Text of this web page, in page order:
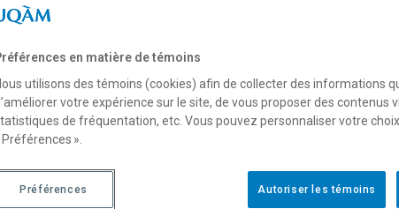
enseignement des
réflexives
Description Horaire - Été 2026
en matière de témoins
utilisons des témoins (cookies) afin de collecter des informations
votre expérience sur le site, de vous proposer des contenus
de fréquentation, etc. Vous pouvez personnaliser votre
Préférences ».
Autoriser les témoins
Préférences